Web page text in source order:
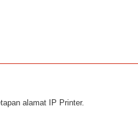
alamat IP Printer.